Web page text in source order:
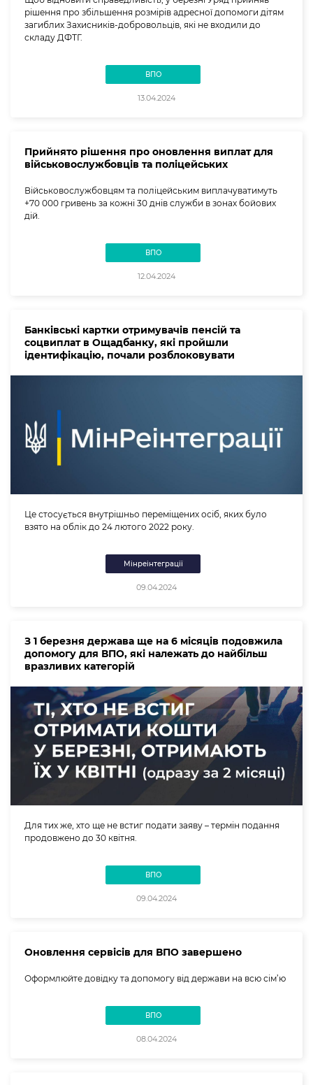
рішення про збільшення розмірів адресної допомоги дітям
загиблих Захисників-добровольців, які не входили до
складу ДФТГ.
ВПО
13.04.2024
Прийнято рішення про оновлення виплат для
військовослужбовців та поліцейських
Військовослужбовцям та поліцейським виплачуватимуть
+70 000 гривень за кожні 30 днів служби в зонах бойових
дій.
ВПО
12.04.2024
Банківські картки отримувачів пенсій та
соцвиплат в Ощадбанку, які пройшли
ідентифікацію, почали розблоковувати
Це стосується внутрішньо переміщених осіб, яких було
взято на облік до 24 лютого 2022 року.
Мінреінтеграції
09.04.2024
З 1 березня держава ще на 6 місяців подовжила
допомогу для ВПО, які належать до найбільш
вразливих категорій
Для тих же, хто ще не встиг подати заяву – термін подання
продовжено до 30 квітня.
ВПО
09.04.2024
Оновлення сервісів для ВПО завершено
Оформлюйте довідку та допомогу від держави на всю сім’ю
ВПО
08.04.2024